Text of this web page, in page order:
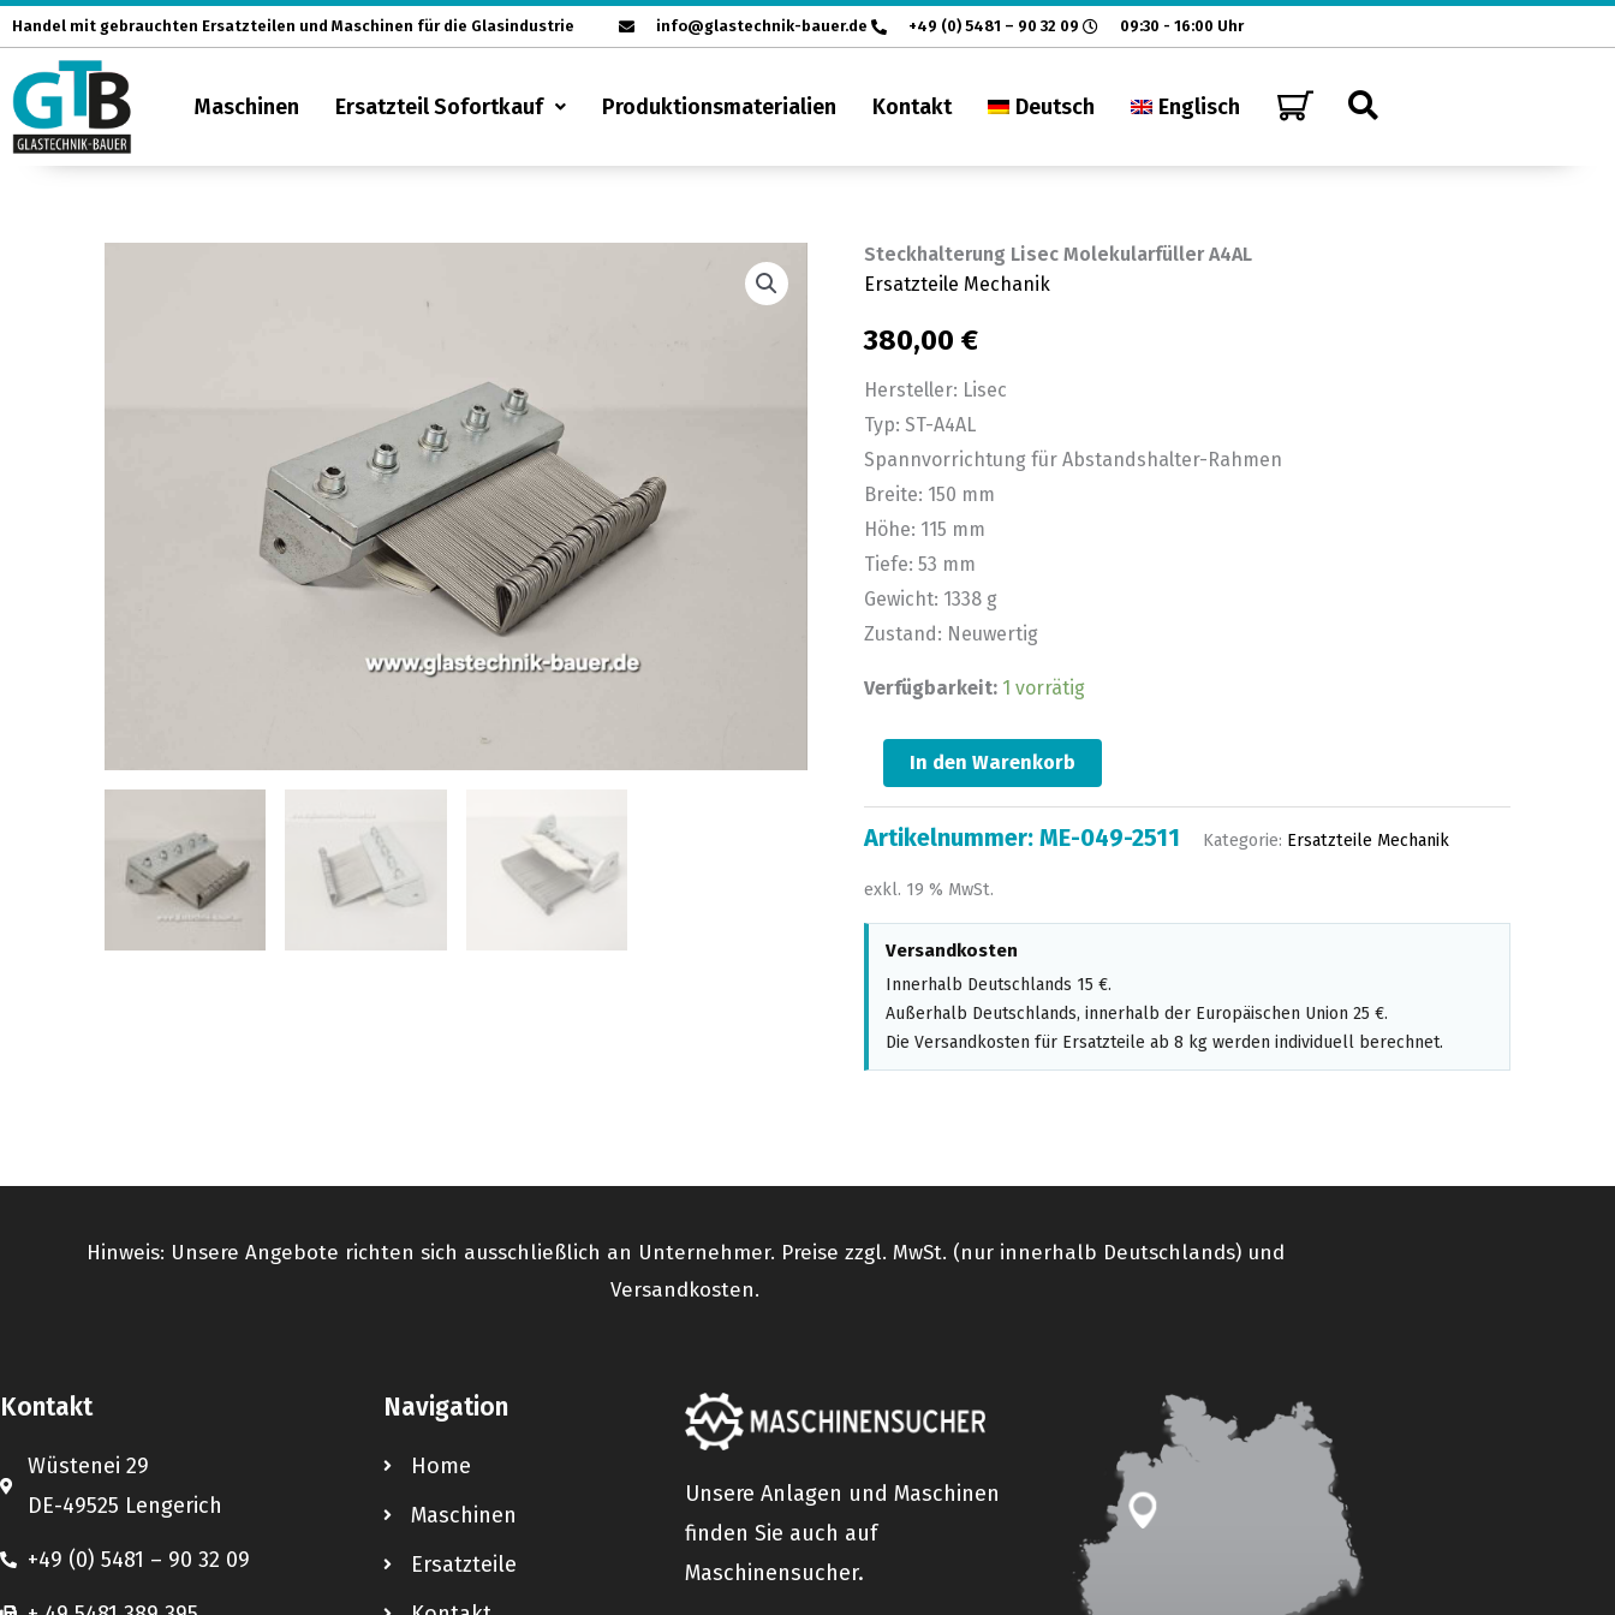
Zum
Inhalt
springen
Handel mit gebrauchten Ersatzteilen und Maschinen für die Glasindustrie info@glastechnik-bauer.de +49 (0) 5481 – 90 32 09 09:30 - 16:00 Uhr
Maschinen Ersatzteil Sofortkauf Produktionsmaterialien Kontakt Deutsch Englisch
Steckhalterung Lisec Molekularfüller A4AL
Ersatzteile Mechanik
380,00 €
Hersteller: Lisec
Typ: ST-A4AL
Spannvorrichtung für Abstandshalter-Rahmen
Breite: 150 mm
Höhe: 115 mm
Tiefe: 53 mm
Gewicht: 1338 g
Zustand: Neuwertig
Verfügbarkeit: 1 vorrätig
Steckhalterung
Lisec
Molekularfüller
Menge
In den Warenkorb
Artikelnummer: ME-049-2511 Kategorie: Ersatzteile Mechanik
exkl. 19 % MwSt.
Versandkosten
Innerhalb Deutschlands 15 €.
Außerhalb Deutschlands, innerhalb der Europäischen Union 25 €.
Die Versandkosten für Ersatzteile ab 8 kg werden individuell berechnet.
Hinweis: Unsere Angebote richten sich ausschließlich an Unternehmer. Preise zzgl. MwSt. (nur innerhalb Deutschlands) und
Versandkosten.
Kontakt
Wüstenei 29
DE-49525 Lengerich
+49 (0) 5481 – 90 32 09
Navigation
Home
Maschinen
Ersatzteile
Unsere Anlagen und Maschinen
finden Sie auch auf
Maschinensucher.